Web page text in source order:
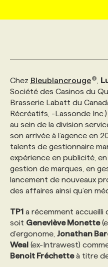
AFFAIRES DE
INITIATIVES
PRIX ET
TENDANCES
WEB & MÉDIAS
MARKETING
GEO/SEO
ÉVÉNEMENTIEL
NOS
INFOLETTRE
ANNONCEZ AVEC
CONSULTER LA
PROFIL
FAQ
ANNONCEZ
VOIR LES OFFRES
PROFIL
FAQ
ANNONCEZ AVEC
NOS FORMATIONS
NOS PARCOURS
FORMATIONS
NOS
POURQUOI
NOS TARIFS
PROGRAMMES DE
CHASSE DE TÊTE
SERVICE DE
NOS TARIFS
NOS EXPERTISES
FAQ
ANNONCEZ AVEC
Chez Bleublancrouge
Société des Casinos du
Brasserie Labatt du
Récréatifs, -Lassonde
au sein de la division
son arrivée à l’agence en
talents de gestionnaire
expérience en publicité,
gestion de marques, en
lancement de nouveaux
des affaires ainsi qu’en
TP1 a récemment accueilli
soit Geneviève Monette
d’ergonome, Jonathan
Weal (ex-Intrawest)
Benoit Fréchetteà titre